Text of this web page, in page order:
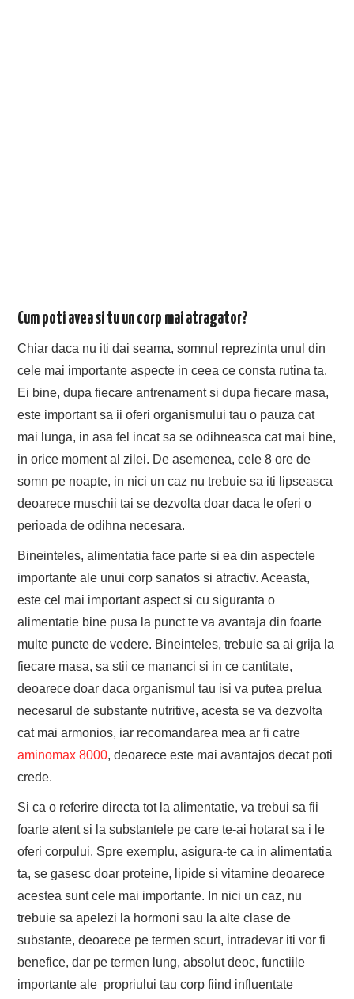
Cum poti avea si tu un corp mai atragator?
Chiar daca nu iti dai seama, somnul reprezinta unul din
cele mai importante aspecte in ceea ce consta rutina ta.
Ei bine, dupa fiecare antrenament si dupa fiecare masa,
este important sa ii oferi organismului tau o pauza cat
mai lunga, in asa fel incat sa se odihneasca cat mai bine,
in orice moment al zilei. De asemenea, cele 8 ore de
somn pe noapte, in nici un caz nu trebuie sa iti lipseasca
deoarece muschii tai se dezvolta doar daca le oferi o
perioada de odihna necesara.
Bineinteles, alimentatia face parte si ea din aspectele
importante ale unui corp sanatos si atractiv. Aceasta,
este cel mai important aspect si cu siguranta o
alimentatie bine pusa la punct te va avantaja din foarte
multe puncte de vedere. Bineinteles, trebuie sa ai grija la
fiecare masa, sa stii ce mananci si in ce cantitate,
deoarece doar daca organismul tau isi va putea prelua
necesarul de substante nutritive, acesta se va dezvolta
cat mai armonios, iar recomandarea mea ar fi catre
aminomax 8000, deoarece este mai avantajos decat poti
crede.
Si ca o referire directa tot la alimentatie, va trebui sa fii
foarte atent si la substantele pe care te-ai hotarat sa i le
oferi corpului. Spre exemplu, asigura-te ca in alimentatia
ta, se gasesc doar proteine, lipide si vitamine deoarece
acestea sunt cele mai importante. In nici un caz, nu
trebuie sa apelezi la hormoni sau la alte clase de
substante, deoarece pe termen scurt, intradevar iti vor fi
benefice, dar pe termen lung, absolut deoc, functiile
importante ale propriului tau corp fiind influentate